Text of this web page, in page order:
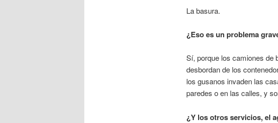
La basura.
¿Eso es un problema
Sí, porque los camiones de
desbordan de los
los gusanos invaden las
paredes o en las calles, y
¿Y los otros servicios, el